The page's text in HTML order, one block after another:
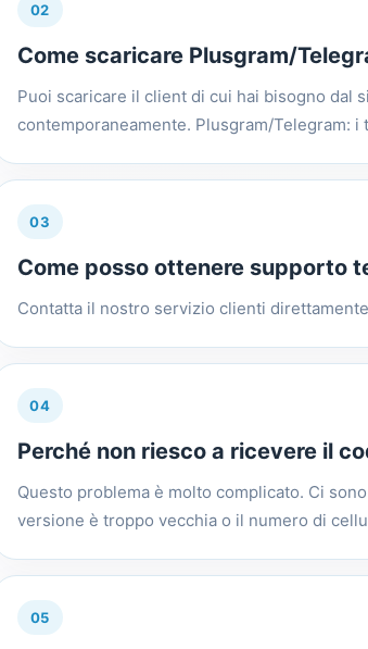
02
Come scaricare Plusgram/
Puoi scaricare il client di cui hai bisogno dal
contemporaneamente. Plusgram/Telegram:
03
Come posso ottenere supporto
Contatta il nostro servizio clienti
04
Perché non riesco a ricevere il
Questo problema è molto complicato. Ci
versione è troppo vecchia o il numero di
05